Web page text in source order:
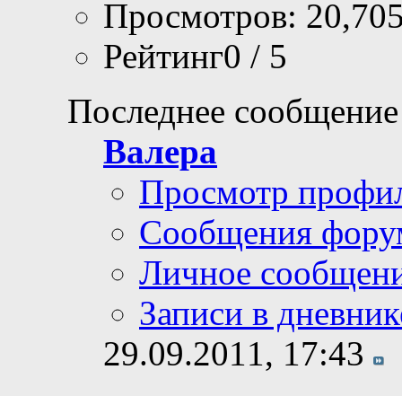
Просмотров:
Рейтинг0 / 5
Последнее
Валера
Просмотр
Сообщения
Личное
Записи в
29.09.2011, 17:43